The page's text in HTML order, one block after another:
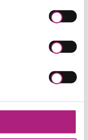
in reale
in der Praxis
und
KI in
gewonnenen